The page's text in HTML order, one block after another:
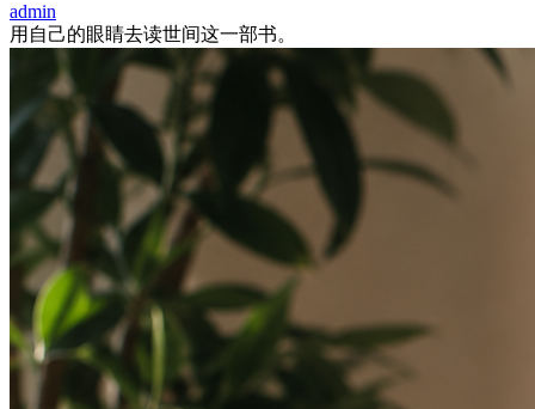
admin
用自己的眼睛去读世间这一部书。